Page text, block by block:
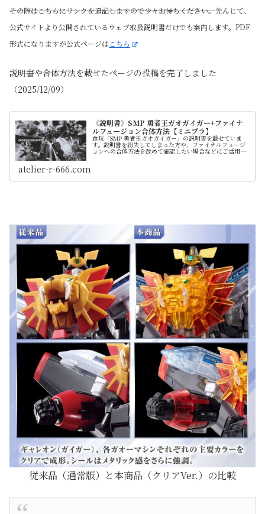
その際はこちらにリンクを追記しますので少々お待ちください。先んじて、
公式サイトより公開されているウェブ取扱説明書だけでも案内します。PDF
形式になりますが公式ページはこちら
説明書や合体方法を載せたページの投稿を完了しました
（2025/12/09）
《説明書》SMP 勇者王ガオガイガー+ファイナ
ルフュージョン合体方法【ミニプラ】
食玩「SMP 勇者王ガオガイガー」の説明書を載せていま
す。説明書を紛失してしまった方や、ファイナルフュージ
ョンへの合体方法を改めて確認したい場合などにご活用く
atelier-r-666.com
従来品（通常版）と本商品（クリアVer.）の比較